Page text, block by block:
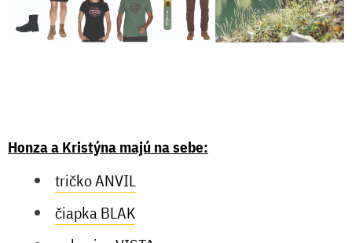
Honza a Kristýna majú na sebe:
tričko ANVIL
čiapka BLAK